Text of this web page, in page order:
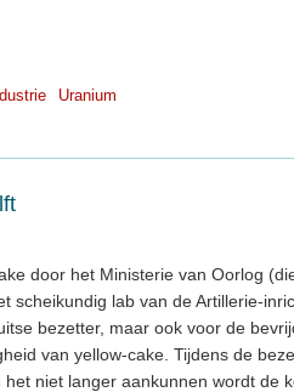
Uranium
door het Ministerie van Oorlog
scheikundig lab van de Artillerie-
bezetter, maar ook voor de
van yellow-cake. Tijdens de
niet langer aankunnen wordt de